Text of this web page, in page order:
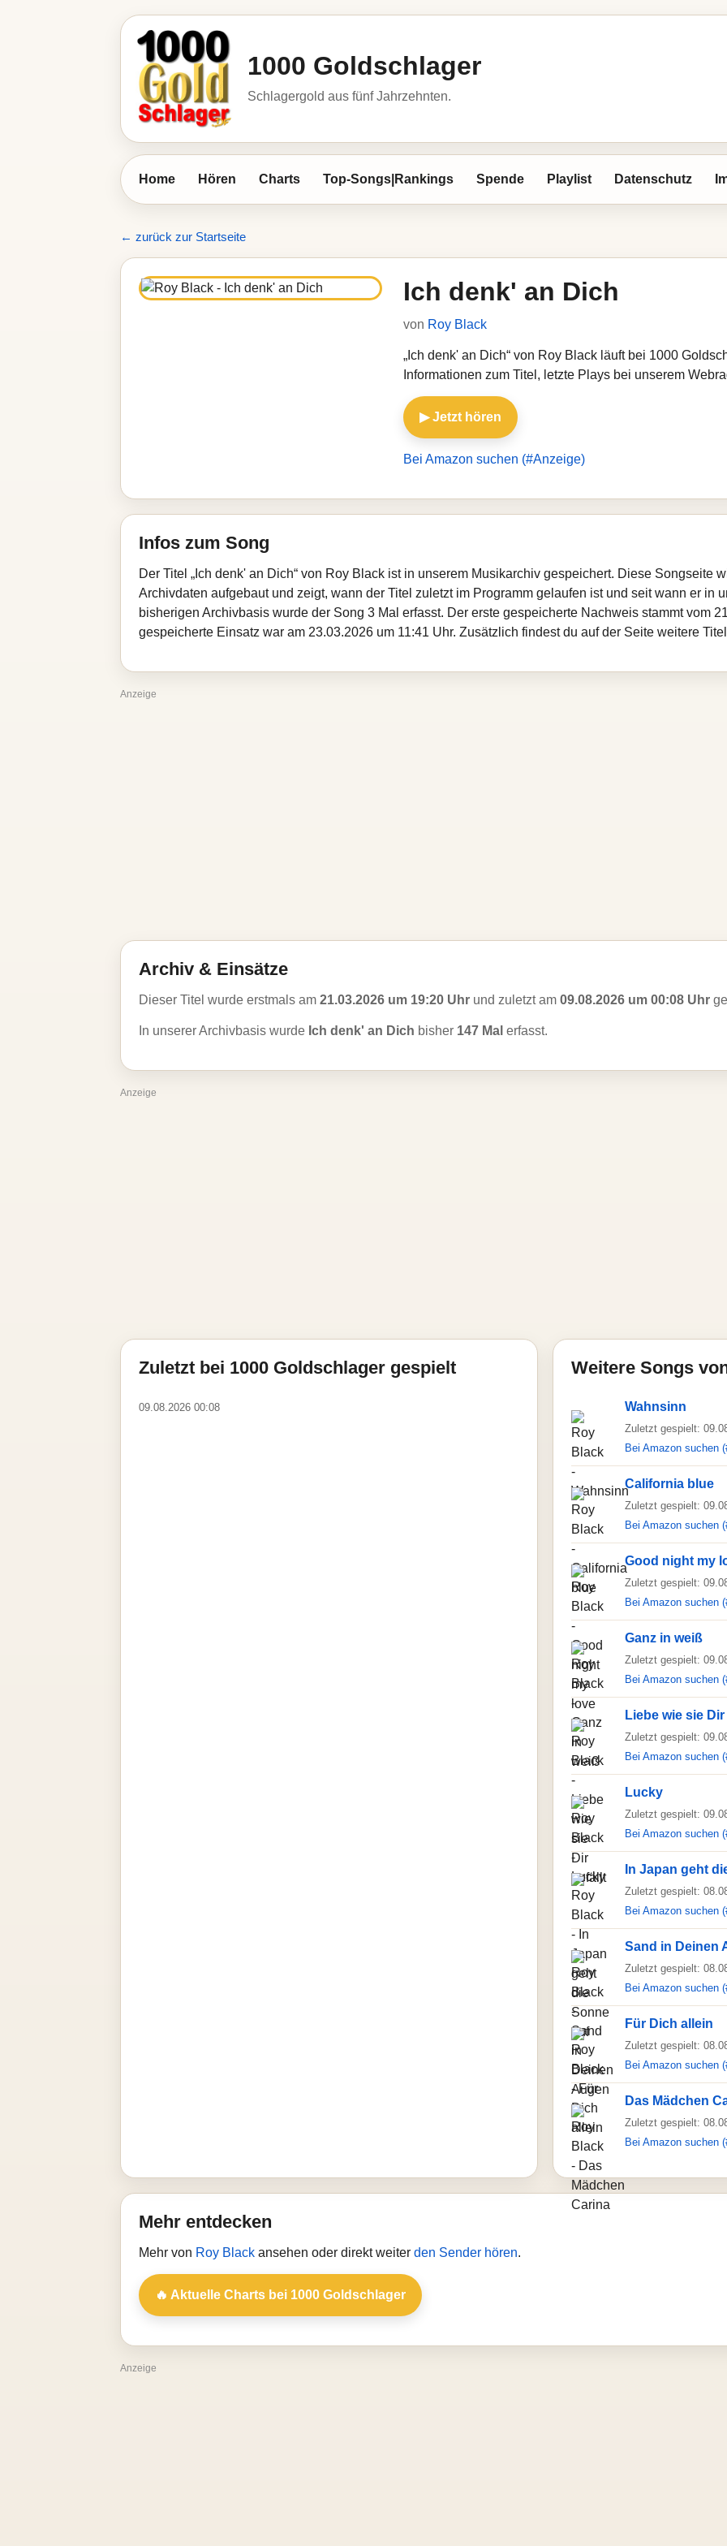
1000 Goldschlager
Schlagergold aus fünf Jahrzehnten.
Home Hören Charts Top-Songs|Rankings Spende Playlist Datenschutz
← zurück zur Startseite
Ich denk' an Dich
von Roy Black
„Ich denk' an Dich“ von Roy Black läuft bei 1000
Informationen zum Titel, letzte Plays bei unserem
▶ Jetzt hören
Bei Amazon suchen (#Anzeige)
Infos zum Song
Der Titel „Ich denk' an Dich“ von Roy Black ist in unserem Musikarchiv gespeichert. Diese Songseite
Archivdaten aufgebaut und zeigt, wann der Titel zuletzt im Programm gelaufen ist und seit wann er in
bisherigen Archivbasis wurde der Song 3 Mal erfasst. Der erste gespeicherte Nachweis stammt vom
gespeicherte Einsatz war am 23.03.2026 um 11:41 Uhr. Zusätzlich findest du auf der Seite weitere
Anzeige
Archiv & Einsätze
Dieser Titel wurde erstmals am 21.03.2026 um 19:20 Uhr und zuletzt am 09.08.2026 um 00:08 Uhr
In unserer Archivbasis wurde Ich denk' an Dich bisher 147 Mal erfasst.
Anzeige
Zuletzt bei 1000 Goldschlager gespielt
09.08.2026 00:08
Weitere Songs
Wahnsinn
Zuletzt gespielt:
Bei Amazon suchen
California blue
Zuletzt gespielt:
Bei Amazon suchen
Good night my
Zuletzt gespielt:
Bei Amazon suchen
Ganz in weiß
Zuletzt gespielt:
Bei Amazon suchen
Liebe wie sie
Zuletzt gespielt:
Bei Amazon suchen
Lucky
Zuletzt gespielt:
Bei Amazon suchen
In Japan geht
Zuletzt gespielt:
Bei Amazon suchen
Sand in Deinen
Zuletzt gespielt:
Bei Amazon suchen
Für Dich allein
Zuletzt gespielt:
Bei Amazon suchen
Das Mädchen
Zuletzt gespielt:
Bei Amazon suchen
Mehr entdecken
Mehr von Roy Black ansehen oder direkt weiter den Sender hören.
🔥 Aktuelle Charts bei 1000 Goldschlager
Anzeige